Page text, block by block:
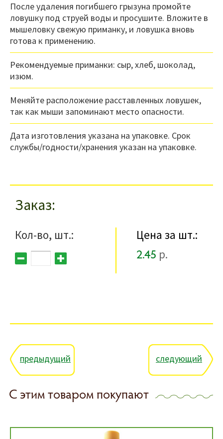
После удаления погибшего грызуна промойте
ловушку под струей воды и просушите. Вложите в
мышеловку свежую приманку, и ловушка вновь
готова к применению.
Рекомендуемые приманки: сыр, хлеб, шоколад,
изюм.
Меняйте расположение расставленных ловушек,
так как мыши запоминают место опасности.
Дата изготовления указана на упаковке. Срок
службы/годности/хранения указан на упаковке.
Заказ
Кол-во, шт.:
Цена за шт.:
2.45 р.
предыдущий следующий
С этим товаром покупают